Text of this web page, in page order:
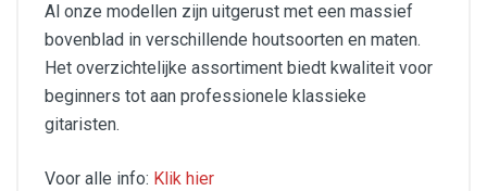
Al onze modellen zijn uitgerust met een massief
bovenblad in verschillende houtsoorten en maten.
Het overzichtelijke assortiment biedt kwaliteit voor
beginners tot aan professionele klassieke
gitaristen.
Voor alle info: Klik hier